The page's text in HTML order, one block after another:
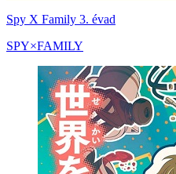
Spy X Family 3. évad
SPY×FAMILY